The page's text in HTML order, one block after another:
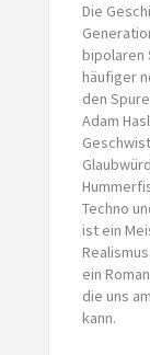
Die
bipolaren
häufiger
den
Adam
Techno
ist ein
ein
die uns
kann.